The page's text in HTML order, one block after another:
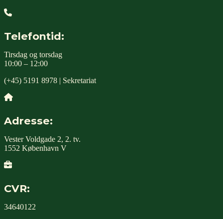
Telefontid:
Tirsdag og torsdag
10:00 – 12:00
(+45) 5191 8978 | Sekretariat
Adresse:
Vester Voldgade 2, 2. tv.
1552 København V
CVR:
34640122